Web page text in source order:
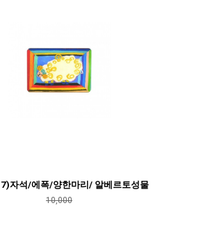
자석/에폭/양한마리/ 알베르토성물
10,000